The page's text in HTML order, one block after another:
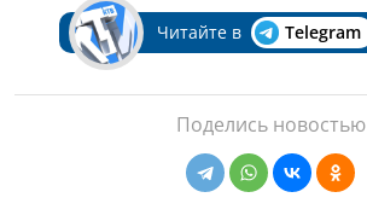
Читайте в Telegram
Поделись новостью